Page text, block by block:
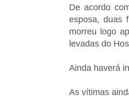
De acordo
esposa, duas
morreu logo
levadas do
Ainda haverá
As vítimas